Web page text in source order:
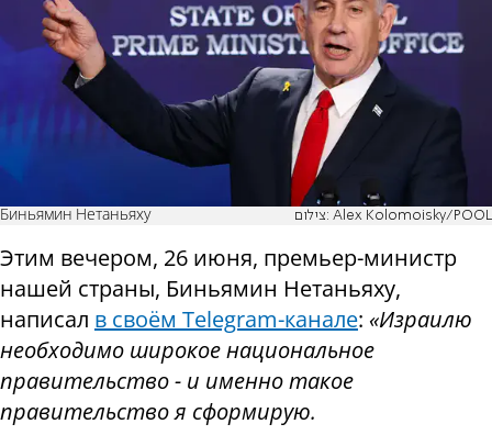
Биньямин Нетаньяху צילום: Alex Kolomoisky/POOL
Этим вечером, 26 июня, премьер-министр
нашей страны, Биньямин Нетаньяху,
написал в своём Telegram-канале: «Израилю
необходимо широкое национальное
правительство - и именно такое
правительство я сформирую.